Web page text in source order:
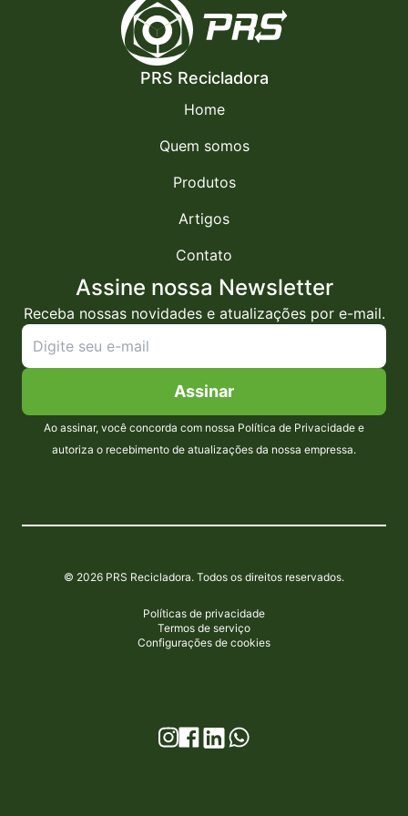
PRS Recicladora
Home
Quem somos
Produtos
Artigos
Contato
Assine nossa Newsletter
Receba nossas novidades e atualizações por e-mail.
Assinar
Ao assinar, você concorda com nossa Política de Privacidade e
autoriza o recebimento de atualizações da nossa empressa.
© 2026 PRS Recicladora. Todos os direitos reservados.
Políticas de privacidade
Termos de serviço
Configurações de cookies